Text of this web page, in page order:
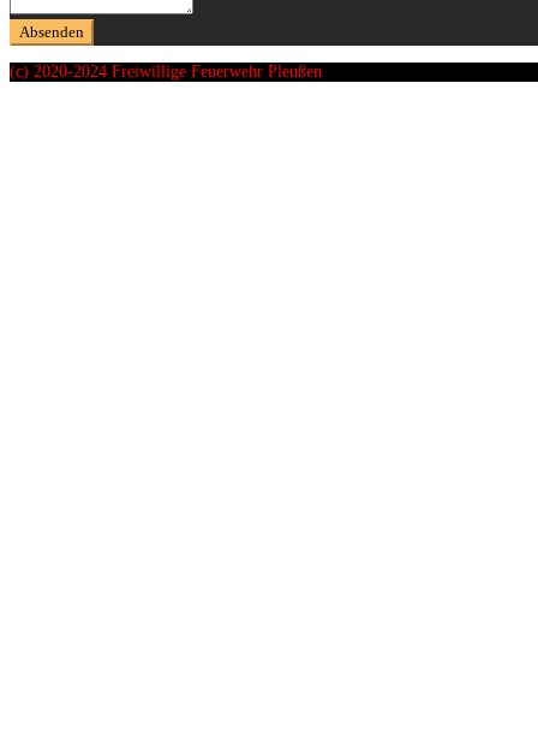
(c) 2020-2024 Freiwillige Feuerwehr Pleußen